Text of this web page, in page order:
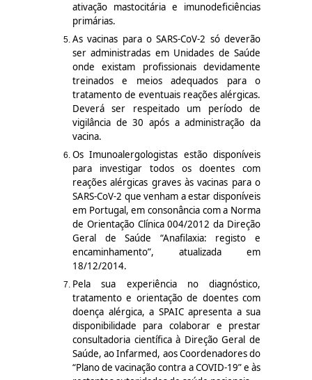
ativação mastocitária e imunodeficiências
primárias.
As vacinas para o SARS-CoV-2 só deverão
ser administradas em Unidades de Saúde
onde existam profissionais devidamente
treinados e meios adequados para o
tratamento de eventuais reações alérgicas.
Deverá ser respeitado um período de
vigilância de 30 após a administração da
vacina.
Os Imunoalergologistas estão disponíveis
para investigar todos os doentes com
reações alérgicas graves às vacinas para o
SARS-CoV-2 que venham a estar disponíveis
em Portugal, em consonância com a Norma
de Orientação Clínica 004/2012 da Direção
Geral de Saúde “Anafilaxia: registo e
encaminhamento”, atualizada em
18/12/2014.
Pela sua experiência no diagnóstico,
tratamento e orientação de doentes com
doença alérgica, a SPAIC apresenta a sua
disponibilidade para colaborar e prestar
consultadoria científica à Direção Geral de
Saúde, ao Infarmed, aos Coordenadores do
“Plano de vacinação contra a COVID-19” e às